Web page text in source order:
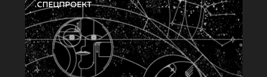
СПЕЦПРОЕКТ